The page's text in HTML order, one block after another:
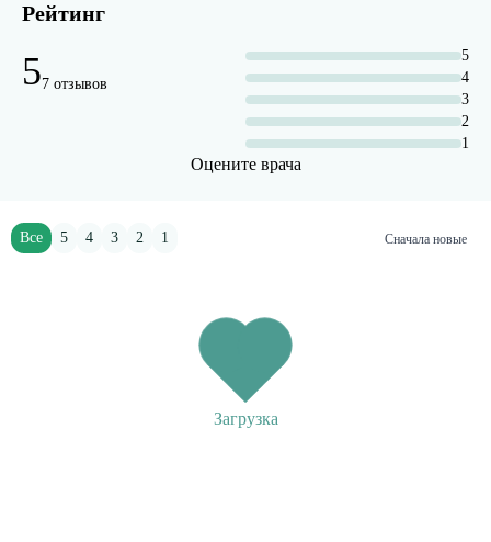
Рейтинг
57 отзывов
5
4
3
2
1
Оцените врача
Все 5 4 3 2 1 Сначала новые
Загрузка